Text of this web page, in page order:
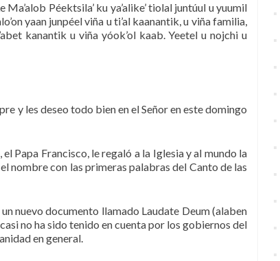
Ma’alob Péektsila’ ku ya’alike’ tiolal juntúul u yuumil
yaan junpéel viña u ti’al kaanantik, u viña familia,
kanantik u viña yóok’ol kaab. Yeetel u nojchi u
y les deseo todo bien en el Señor en este domingo
Papa Francisco, le regaló a la Iglesia y al mundo la
nombre con las primeras palabras del Canto de las
nuevo documento llamado Laudate Deum (alaben
no ha sido tenido en cuenta por los gobiernos del
en general.